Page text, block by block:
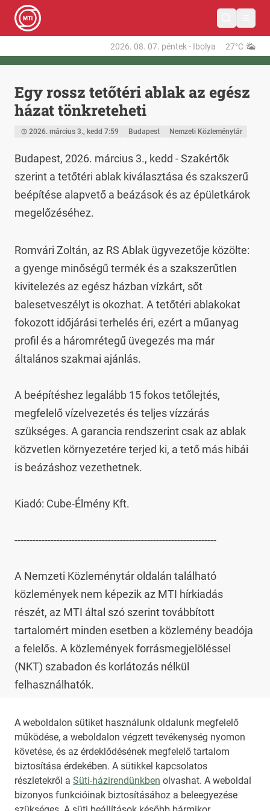
A weboldalon sütiket használunk oldalunk megfelelő
működése, a weboldalon végzett tevékenység nyomon
követése, és az érdeklődésének megfelelő tartalom
biztosítása érdekében. A sütikkel kapcsolatos
részletekről a Süti-házirendünkben olvashat. A weboldal
bizonyos funkcióinak biztosításához a beleegyezése
2026. 08. 07. péntek- Ibolya 27°C
Egy rossz tetőtéri ablak az egész
házat tönkreteheti
2026. március 3., kedd 7:59 Budapest Nemzeti Közleménytár
Budapest, 2026. március 3., kedd - Szakértők
szerint a tetőtéri ablak kiválasztása és szakszerű
beépítése alapvető a beázások és az épületkárok
megelőzéséhez.
Romvári Zoltán, az RS Ablak ügyvezetője közölte:
a gyenge minőségű termék és a szakszerűtlen
kivitelezés az egész házban vízkárt, sőt
balesetveszélyt is okozhat. A tetőtéri ablakokat
fokozott időjárási terhelés éri, ezért a műanyag
profil és a háromrétegű üvegezés ma már
általános szakmai ajánlás.
A beépítéshez legalább 15 fokos tetőlejtés,
megfelelő vízelvezetés és teljes vízzárás
szükséges. A garancia rendszerint csak az ablak
közvetlen környezetére terjed ki, a tető más hibái
is beázáshoz vezethetnek.
Kiadó: Cube-Élmény Kft.
-------------------------------------------------------------------
A Nemzeti Közleménytár oldalán található
közlemények nem képezik az MTI hírkiadás
részét, az MTI által szó szerint továbbított
tartalomért minden esetben a közlemény beadója
a felelős. A közlemények forrásmegjelöléssel
(NKT) szabadon és korlátozás nélkül
felhasználhatók.
Az NKT szolgáltatással kapcsolatban további
információt az nkt@dunamsz.hu elektronikus
levelező címen kaphat.
HIRADO.HU MEDIAKLIKK.HU